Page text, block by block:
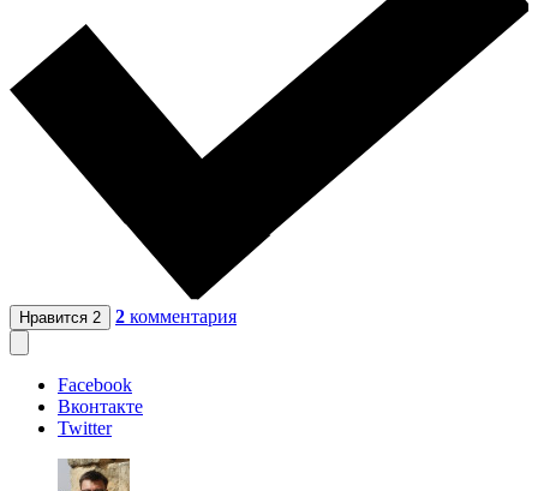
Нравится 2 2 комментария
Facebook
Вконтакте
Twitter